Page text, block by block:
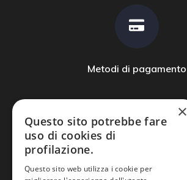
Metodi di pagamento
Domande frequenti
×
Questo sito potrebbe fare
uso di cookies di
profilazione.
Questo sito web utilizza i cookie per